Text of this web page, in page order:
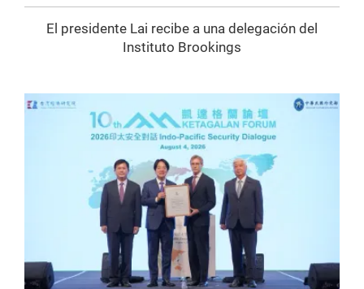
El presidente Lai recibe a una delegación del
Instituto Brookings